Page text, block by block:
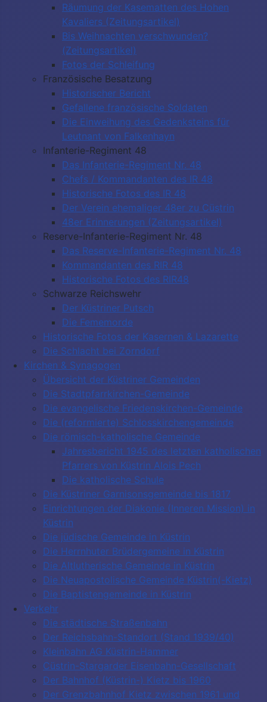
Räumung der Kasematten des Hohen
Kavaliers (Zeitungsartikel)
Bis Weihnachten verschwunden?
(Zeitungsartikel)
Fotos der Schleifung
Französische Besatzung
Historischer Bericht
Gefallene französische Soldaten
Die Einweihung des Gedenksteins für
Leutnant von Falkenhayn
Infanterie-Regiment 48
Das Infanterie-Regiment Nr. 48
Chefs / Kommandanten des IR 48
Historische Fotos des IR 48
Der Verein ehemaliger 48er zu Cüstrin
48er Erinnerungen (Zeitungsartikel)
Reserve-Infanterie-Regiment Nr. 48
Das Reserve-Infanterie-Regiment Nr. 48
Kommandanten des RIR 48
Historische Fotos des RIR48
Schwarze Reichswehr
Der Küstriner Putsch
Die Fememorde
Historische Fotos der Kasernen & Lazarette
Die Schlacht bei Zorndorf
Kirchen & Synagogen
Übersicht der Küstriner Gemeinden
Die Stadtpfarrkirchen-Gemeinde
Die evangelische Friedenskirchen-Gemeinde
Die (reformierte) Schlosskirchengemeinde
Die römisch-katholische Gemeinde
Jahresbericht 1945 des letzten katholischen
Pfarrers von Küstrin Alois Pech
Die katholische Schule
Die Küstriner Garnisonsgemeinde bis 1817
Einrichtungen der Diakonie (Inneren Mission) in
Küstrin
Die jüdische Gemeinde in Küstrin
Die Herrnhuter Brüdergemeine in Küstrin
Die Altlutherische Gemeinde in Küstrin
Die Neuapostolische Gemeinde Küstrin(-Kietz)
Die Baptistengemeinde in Küstrin
Verkehr
Die städtische Straßenbahn
Der Reichsbahn-Standort (Stand 1939/40)
Kleinbahn AG Küstrin-Hammer
Cüstrin-Stargarder Eisenbahn-Gesellschaft
Der Bahnhof (Küstrin-) Kietz bis 1960
Der Grenzbahnhof Kietz zwischen 1961 und